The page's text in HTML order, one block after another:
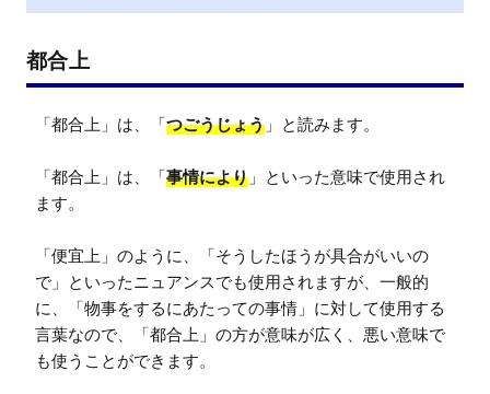
都合上
「都合上」は、「つごうじょう 」と読みます。
「都合上」は、「事情により 」といった意味で使用され
ます。
「便宜上」のように、「そうしたほうが具合がいいの
で」といったニュアンスでも使用されますが、一般的
に、「物事をするにあたっての事情」に対して使用する
言葉なので、「都合上」の方が意味が広く、悪い意味で
も使うことができます。